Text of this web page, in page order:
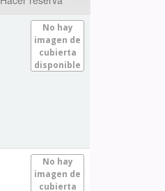
No hay
imagen de
cubierta
disponible
No hay
imagen de
cubierta